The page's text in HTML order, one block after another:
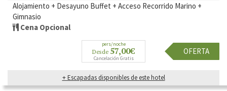
Alojamiento + Desayuno Buffet + Acceso Recorrido Marino +
Gimnasio
Cena Opcional
pers/noche
Desde 57,00€
Cancelación Gratis
OFERTA
+ Escapadas disponibles de este hotel